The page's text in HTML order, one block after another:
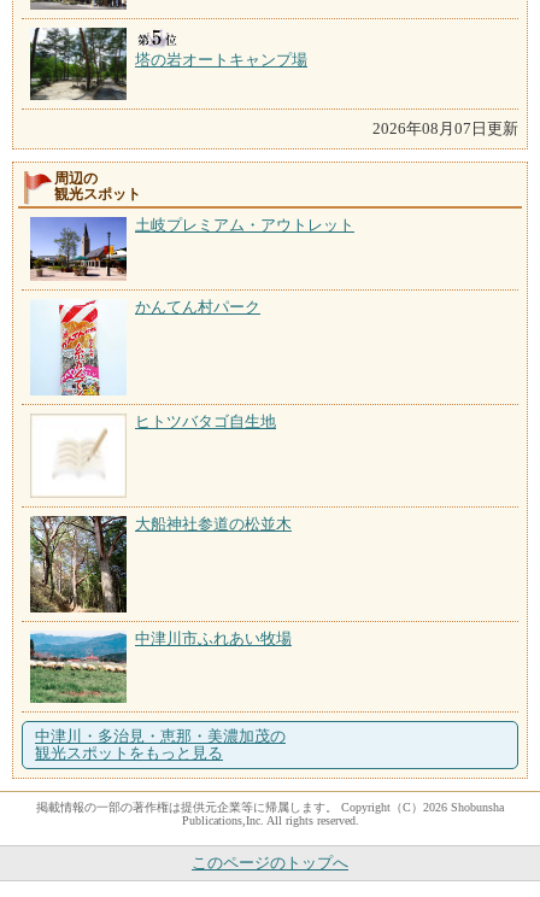
塔の岩オートキャンプ場
2026年08月07日更新
周辺の
観光スポット
土岐プレミアム・アウトレット
かんてん村パーク
ヒトツバタゴ自生地
大船神社参道の松並木
中津川市ふれあい牧場
中津川・多治見・恵那・美濃加茂の
観光スポットをもっと見る
掲載情報の一部の著作権は提供元企業等に帰属します。 Copyright（C）2026 Shobunsha
Publications,Inc. All rights reserved.
このページのトップへ